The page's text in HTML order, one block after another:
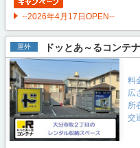
--2026年4月17日OPEN--
屋外 ドッとあ～るコンテ
料
広
所
交